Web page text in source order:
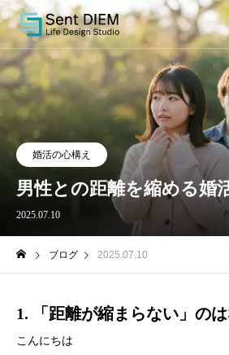
婚活の心構え
男性との距離を縮める婚
2025.07.10
ブログ 2025.07.10
1. 「距離が縮まらない」の
こんにちは